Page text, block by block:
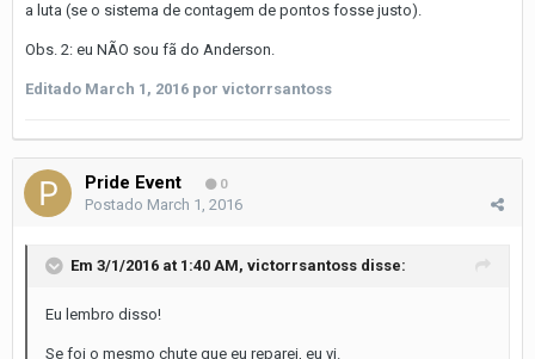
a luta (se o sistema de contagem de pontos fosse justo).
Obs. 2: eu NÃO sou fã do Anderson.
Editado March 1, 2016 por victorrsantoss
Pride Event 0
Postado March 1, 2016
Em 3/1/2016 at 1:40 AM, victorrsantoss disse:
Eu lembro disso!
Se foi o mesmo chute que eu reparei, eu vi.